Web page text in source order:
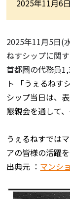
2025年11月6日
2025年11月5日(
ねすシップに関
首都圏の代務員
ト
「うぇるねす
シップ当日は、
懇親会を通して
うぇるねすでは
アの皆様の活躍
出典元 ： マンシ